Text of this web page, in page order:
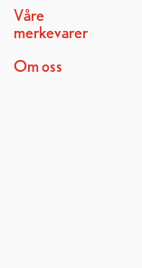
Våre
merkevarer
Om oss